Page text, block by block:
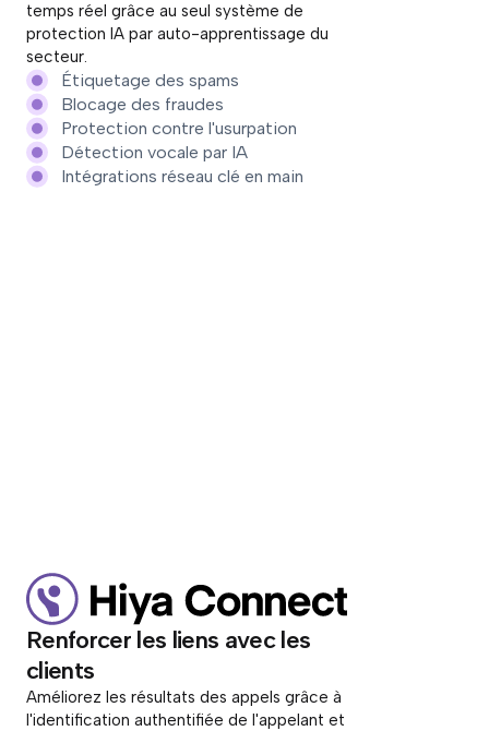
temps réel grâce au seul système de
protection IA par auto-apprentissage du
secteur.
Étiquetage des spams
Blocage des fraudes
Protection contre l'usurpation
Détection vocale par IA
Intégrations réseau clé en main
Renforcer les liens avec les
clients
Améliorez les résultats des appels grâce à
l'identification authentifiée de l'appelant et